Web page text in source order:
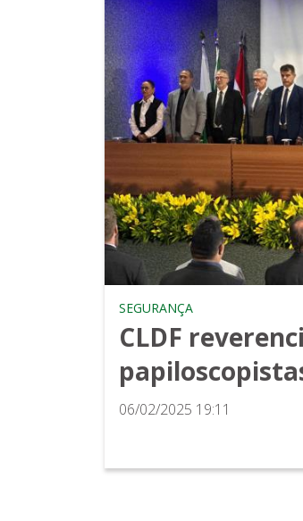
SEGURANÇA
CLDF
06/02/2025 19:11